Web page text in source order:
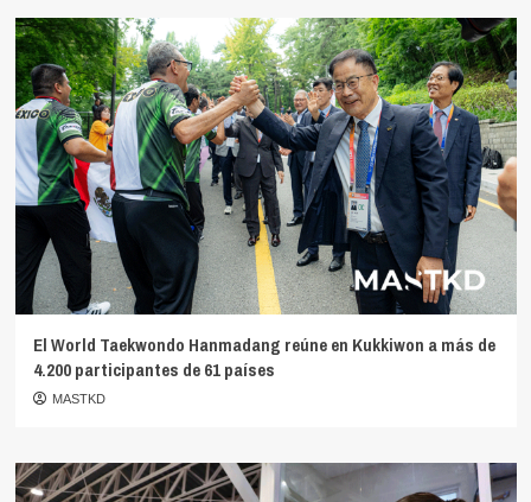
El World Taekwondo Hanmadang reúne en Kukkiwon a más de
4.200 participantes de 61 países
MASTKD